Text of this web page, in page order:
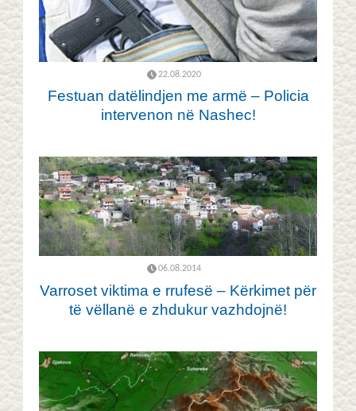
22.08.2020
Festuan datëlindjen me armë – Policia
intervenon në Nashec!
06.08.2014
Varroset viktima e rrufesë – Kërkimet për
të vëllanë e zhdukur vazhdojnë!